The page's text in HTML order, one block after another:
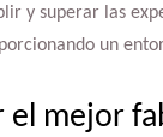
y superar las
un
el mejor